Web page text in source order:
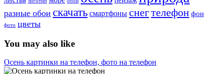
разные обои скачать смартфоны снегтелефон фон
фото цветы
You may also like
Осень картинки на телефон, фото на телефон